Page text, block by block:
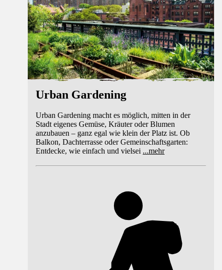
Urban Gardening
Urban Gardening macht es möglich, mitten in der
Stadt eigenes Gemüse, Kräuter oder Blumen
anzubauen – ganz egal wie klein der Platz ist. Ob
Balkon, Dachterrasse oder Gemeinschaftsgarten:
Entdecke, wie einfach und vielsei ...mehr